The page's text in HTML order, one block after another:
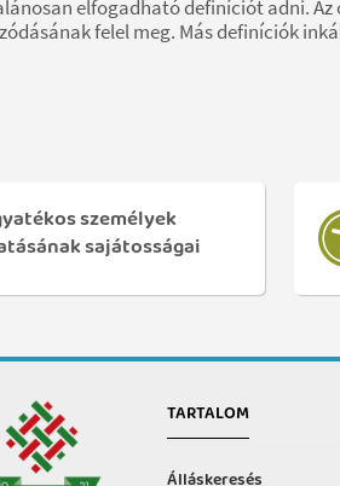
elfogadható definíciót adni.
felel meg. Más definíciók
személyek
sajátosságai
TARTALOM
Álláskeresés